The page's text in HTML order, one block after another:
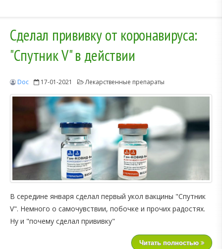
Сделал прививку от коронавируса:
"Спутник V" в действии
Doc 17-01-2021 Лекарственные препараты
В середине января сделал первый укол вакцины "Спутник
V". Немного о самочувствии, побочке и прочих радостях.
Ну и "почему сделал прививку"
Читать полностью